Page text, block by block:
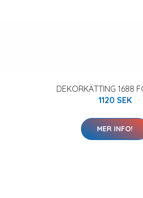
DEKORKÄTTING 1688
1120 SEK
MER INFO!